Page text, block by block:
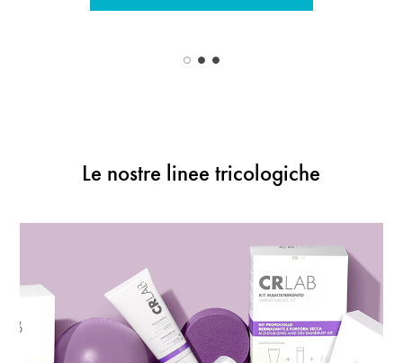
Le nostre linee tricologiche